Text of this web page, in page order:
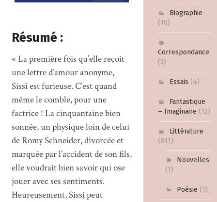
Biographie
(16)
Correspondance
(3)
Essais (4)
Fantastique
– Imaginaire (12)
Littérature
(811)
Nouvelles
(1)
Poésie (1)
Résumé :
« La première fois qu’elle reçoit
une lettre d’amour anonyme,
Sissi est furieuse. C’est quand
même le comble, pour une
factrice ! La cinquantaine bien
sonnée, un physique loin de celui
de Romy Schneider, divorcée et
marquée par l’accident de son fils,
elle voudrait bien savoir qui ose
jouer avec ses sentiments.
Heureusement, Sissi peut